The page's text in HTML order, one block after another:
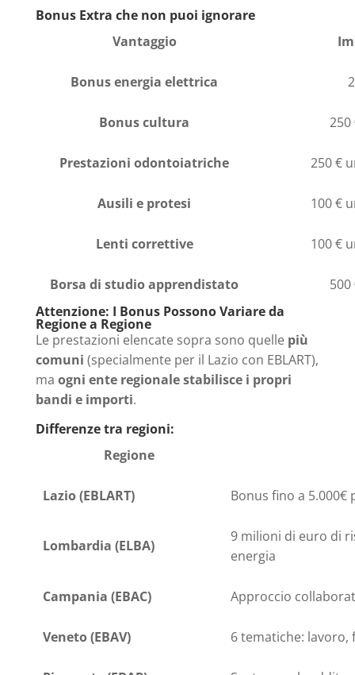
Bonus Extra che non puoi ignorare
Vantaggio
Bonus energia elettrica
Bonus cultura
Prestazioni odontoiatriche 250 €
Ausili e protesi 100 €
Lenti correttive 100 €
Borsa di studio apprendistato
Attenzione: I Bonus Possono Variare da
Regione a Regione
Le prestazioni elencate sopra sono quelle più
comuni (specialmente per il Lazio con EBLART),
ma ogni ente regionale stabilisce i propri
bandi e importi.
Differenze tra regioni:
Regione
Lazio (EBLART) Bonus fino a
Lombardia (ELBA)
9 milioni di euro di
energia
Campania (EBAC) Approccio
Veneto (EBAV) 6 tematiche: